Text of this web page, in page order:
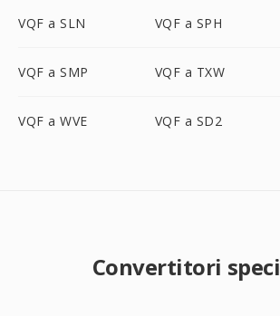
VQF a SLN VQF a SPH
VQF a SMP VQF a TXW
VQF a WVE VQF a SD2
Convertitori